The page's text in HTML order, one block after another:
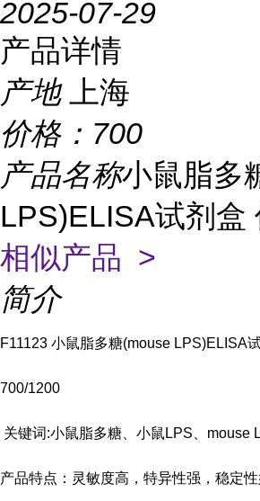
2025-07-29
产品详情
产地
上海
价格： 700
产品名称小鼠脂多
LPS)ELISA试剂盒
相似产品 >
简介
F11123 小鼠脂多糖(mouse LPS)ELISA
700/1200
关键词:小鼠脂多糖、小鼠LPS、mouse
产品特点：灵敏度高，特异性强，稳定